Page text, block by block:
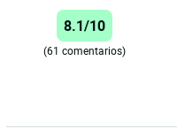
8.1/10
(61 comentarios)